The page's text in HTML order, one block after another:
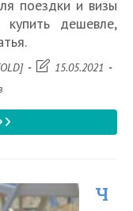
поездки и визы
дешевле,
Запись15.05.2021
Ч